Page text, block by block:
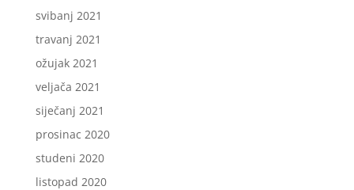
svibanj 2021
travanj 2021
ožujak 2021
veljača 2021
siječanj 2021
prosinac 2020
studeni 2020
listopad 2020